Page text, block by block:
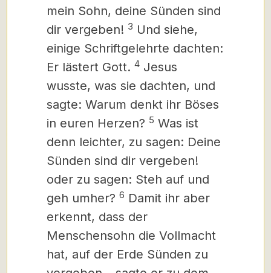
mein Sohn, deine Sünden sind
dir vergeben! 3 Und siehe,
einige Schriftgelehrte dachten:
Er lästert Gott. 4 Jesus
wusste, was sie dachten, und
sagte: Warum denkt ihr Böses
in euren Herzen? 5 Was ist
denn leichter, zu sagen: Deine
Sünden sind dir vergeben!
oder zu sagen: Steh auf und
geh umher? 6 Damit ihr aber
erkennt, dass der
Menschensohn die Vollmacht
hat, auf der Erde Sünden zu